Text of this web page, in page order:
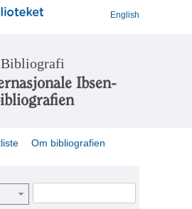
English
Bibliografi
Ibsen-
Om bibliografien